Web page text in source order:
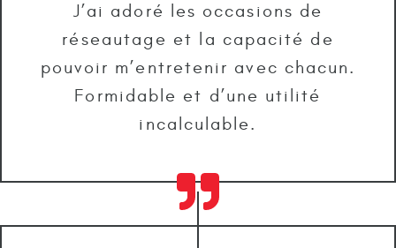
J’ai adoré les occasions de
réseautage et la capacité de
pouvoir m’entretenir avec chacun.
Formidable et d’une utilité
incalculable.